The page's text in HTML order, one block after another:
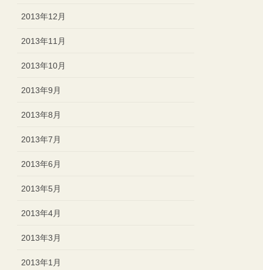
2013年12月
2013年11月
2013年10月
2013年9月
2013年8月
2013年7月
2013年6月
2013年5月
2013年4月
2013年3月
2013年1月